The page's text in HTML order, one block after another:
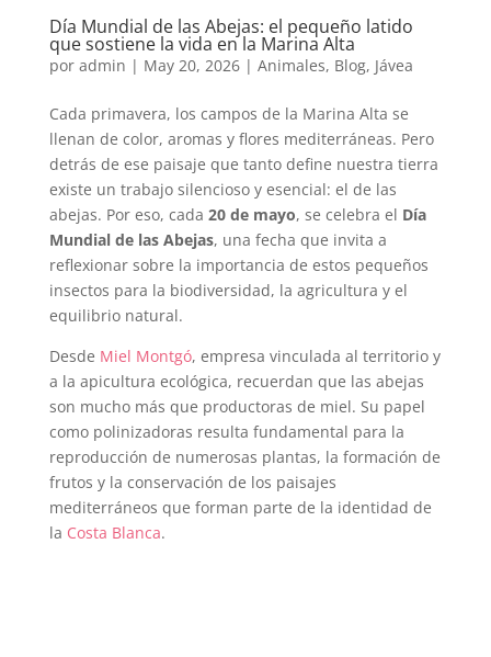
Día Mundial de las Abejas: el pequeño latido
que sostiene la vida en la Marina Alta
por admin | May 20, 2026| Animales, Blog, Jávea
Cada primavera, los campos de la Marina Alta se
llenan de color, aromas y flores mediterráneas. Pero
detrás de ese paisaje que tanto define nuestra tierra
existe un trabajo silencioso y esencial: el de las
abejas. Por eso, cada 20 de mayo, se celebra el Día
Mundial de las Abejas, una fecha que invita a
reflexionar sobre la importancia de estos pequeños
insectos para la biodiversidad, la agricultura y el
equilibrio natural.
Desde Miel Montgó, empresa vinculada al territorio y
a la apicultura ecológica, recuerdan que las abejas
son mucho más que productoras de miel. Su papel
como polinizadoras resulta fundamental para la
reproducción de numerosas plantas, la formación de
frutos y la conservación de los paisajes
mediterráneos que forman parte de la identidad de
la Costa Blanca.